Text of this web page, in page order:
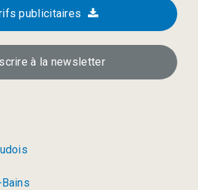
publicitaires
à la newsletter